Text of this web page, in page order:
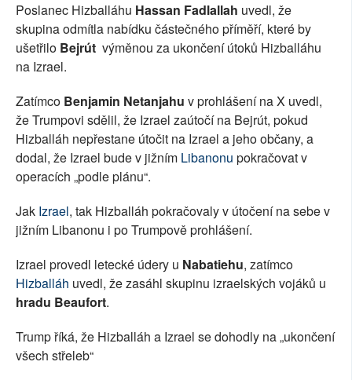
Poslanec Hizballáhu Hassan Fadlallah uvedl, že
skupina odmítla nabídku částečného příměří, které by
ušetřilo Bejrút výměnou za ukončení útoků Hizballáhu
na Izrael.
Zatímco Benjamin Netanjahu v prohlášení na X uvedl,
že Trumpovi sdělil, že Izrael zaútočí na Bejrút, pokud
Hizballáh nepřestane útočit na Izrael a jeho občany, a
dodal, že Izrael bude v jižním Libanonu pokračovat v
operacích „podle plánu“.
Jak Izrael, tak Hizballáh pokračovaly v útočení na sebe v
jižním Libanonu i po Trumpově prohlášení.
Izrael provedl letecké údery u Nabatiehu, zatímco
Hizballáh uvedl, že zasáhl skupinu izraelských vojáků u
hradu Beaufort.
Trump říká, že Hizballáh a Izrael se dohodly na „ukončení
všech střeleb“